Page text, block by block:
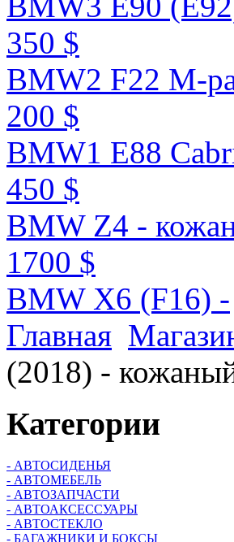
350 $
BMW2 F22 M-
200 $
BMW1 E88
450 $
BMW Z4 -
1700 $
BMW X6 (F16) -
Главная
(2018) -
Категории
- АВТОСИДЕНЬЯ
- АВТОМЕБЕЛЬ
- АВТОЗАПЧАСТИ
- АВТОАКСЕССУАРЫ
- АВТОСТЕКЛО
- БАГАЖНИКИ И БОКСЫ